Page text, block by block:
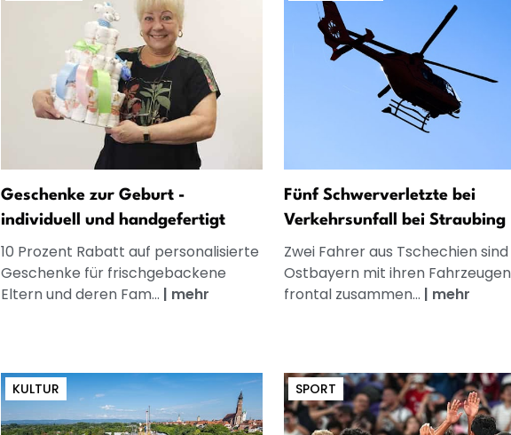
Geschenke zur Geburt -
individuell und handgefertigt
10 Prozent Rabatt auf personalisierte
Geschenke für frischgebackene
Eltern und deren Fam... | mehr
Fünf Schwerverletzte bei
Verkehrsunfall bei Straubing
Zwei Fahrer aus Tschechien sind
Ostbayern mit ihren Fahrzeugen
frontal zusammen... | mehr
KULTUR SPORT